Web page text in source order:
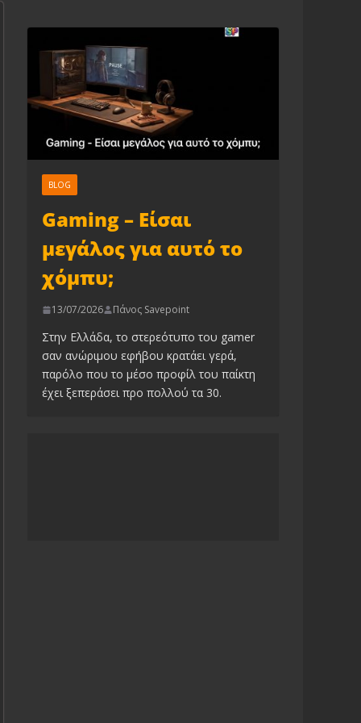
BLOG
Gaming – Είσαι
μεγάλος για αυτό το
χόμπυ;
13/07/2026 Πάνος Savepoint
Στην Ελλάδα, το στερεότυπο του gamer
σαν ανώριμου εφήβου κρατάει γερά,
παρόλο που το μέσο προφίλ του παίκτη
έχει ξεπεράσει προ πολλού τα 30.